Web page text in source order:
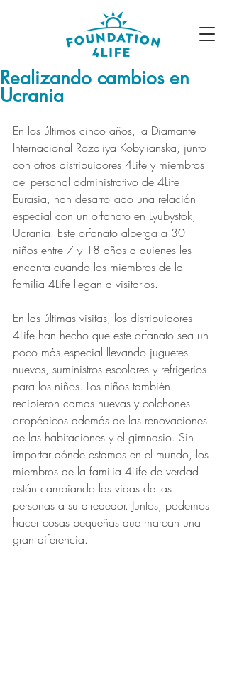
Realizando cambios en
Ucrania
En los últimos cinco años, la Diamante
Internacional Rozaliya Kobylianska, junto
con otros distribuidores 4Life y miembros
del personal administrativo de 4Life
Eurasia, han desarrollado una relación
especial con un orfanato en Lyubystok,
Ucrania. Este orfanato alberga a 30
niños entre 7 y 18 años a quienes les
encanta cuando los miembros de la
familia 4Life llegan a visitarlos.
En las últimas visitas, los distribuidores
4Life han hecho que este orfanato sea un
poco más especial llevando juguetes
nuevos, suministros escolares y refrigerios
para los niños. Los niños también
recibieron camas nuevas y colchones
ortopédicos además de las renovaciones
de las habitaciones y el gimnasio. Sin
importar dónde estamos en el mundo, los
miembros de la familia 4Life de verdad
están cambiando las vidas de las
personas a su alrededor. Juntos, podemos
hacer cosas pequeñas que marcan una
gran diferencia.